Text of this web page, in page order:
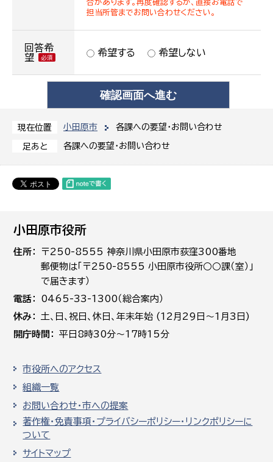
現在位置 小田原市 各課への要望・お問い合わせ
足あと 各課への要望・お問い合わせ
合があります。再度確認するか、直接お電話で
担当所管までお問い合わせください。
回答希
望
希望する 希望しない
小田原市役所
住所
〒250-8555 神奈川県小田原市荻窪300番地
郵便物は「〒250-8555 小田原市役所○○課（室）」
で届きます）
電話
0465-33-1300（総合案内）
休み
土､日､祝日、休日、年末年始 (12月29日～1月3日)
開庁時間
平日8時30分～17時15分
市役所へのアクセス
組織一覧
お問い合わせ・市への提案
著作権・免責事項・プライバシーポリシー・リンクポリシーに
ついて
サイトマップ